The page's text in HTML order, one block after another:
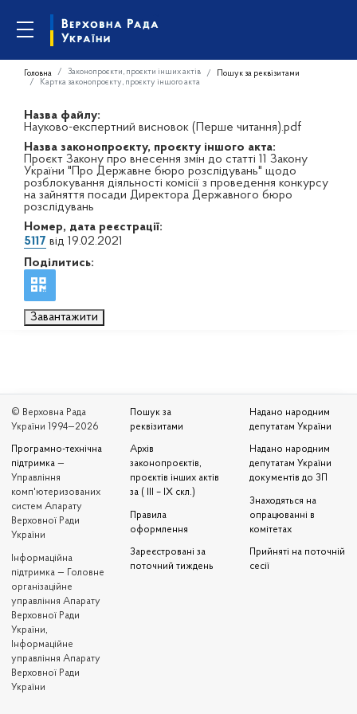
Головна Законопроєкти, проєкти інших актів
Пошук за реквізитами
Картка законопроєкту, проєкту іншого акта
Назва файлу:
Науково-експертний висновок (Перше читання).pdf
Назва законопроєкту, проєкту іншого акта:
Проєкт Закону про внесення змін до статті 11 Закону
України "Про Державне бюро розслідувань" щодо
розблокування діяльності комісії з проведення конкурсу
на зайняття посади Директора Державного бюро
розслідувань
Номер, дата реєстрації:
5117 від 19.02.2021
Поділитись:
Завантажити
© Верховна Рада
України 1994—2026
Програмно-технічна
підтримка —
Управління
комп'ютеризованих
систем Апарату
Верховної Ради
України
Iнформаційна
підтримка — Головне
організаційне
управління Апарату
Верховної Ради
України,
Інформаційне
управління Апарату
Верховної Ради
України
Пошук за
реквізитами
Архів
законопроєктів,
проєктів інших актів
за ( III – IX скл.)
Правила
оформлення
Зареєстровані за
поточний тиждень
Надано народним
депутатам України
Надано народним
депутатам України
документів до ЗП
Знаходяться на
опрацюванні в
комітетах
Прийняті на поточній
сесії